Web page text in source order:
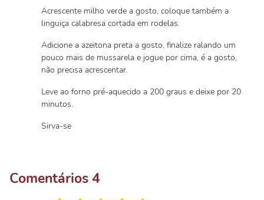
Acrescente milho verde a gosto, coloque também a
linguiça calabresa cortada em rodelas.
Adicione a azeitona preta a gosto, finalize ralando um
pouco mais de mussarela e jogue por cima, é a gosto,
não precisa acrescentar.
Leve ao forno pré-aquecido a 200 graus e deixe por 20
minutos.
Sirva-se
Comentários4